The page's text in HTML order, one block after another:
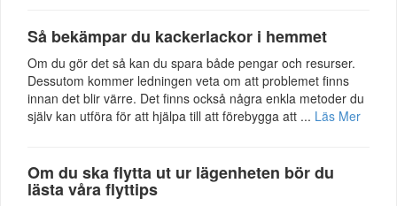
Så bekämpar du kackerlackor i hemmet
Om du gör det så kan du spara både pengar och resurser.
Dessutom kommer ledningen veta om att problemet finns
innan det blir värre. Det finns också några enkla metoder du
själv kan utföra för att hjälpa till att förebygga att ... Läs Mer
Om du ska flytta ut ur lägenheten bör du
lästa våra flyttips